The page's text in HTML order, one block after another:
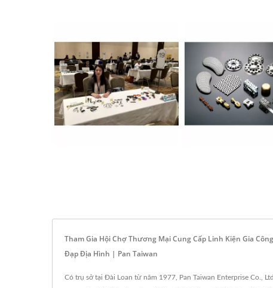
Tham Gia Hội Chợ Thương Mại Cung Cấp Linh Kiện Gia
Đạp Địa Hình | Pan Taiwan
Có trụ sở tại Đài Loan từ năm 1977, Pan Taiwan Enterprise Co.,